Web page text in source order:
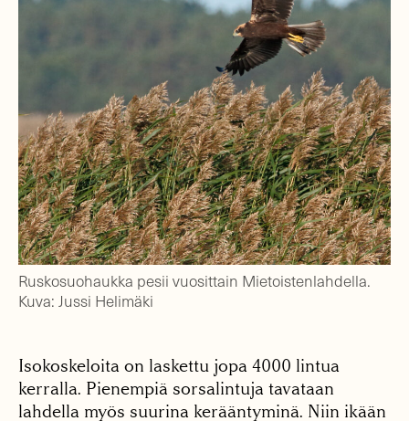
Ruskosuohaukka pesii vuosittain Mietoistenlahdella.
Kuva: Jussi Helimäki
Isokoskeloita on laskettu jopa 4000 lintua
kerralla. Pienempiä sorsalintuja tavataan
lahdella myös suurina kerääntyminä. Niin ikään